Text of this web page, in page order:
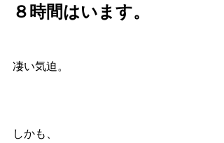
８時間はいます。
凄い気迫。
しかも、